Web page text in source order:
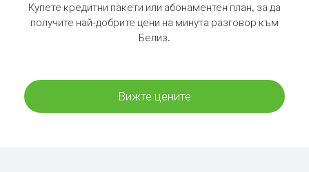
Купете кредитни пакети или абонаментен план, за да
получите най-добрите цени на минута разговор към
Белиз.
Вижте цените